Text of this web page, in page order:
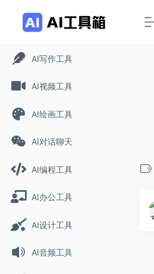
AI写作工具
AI视频工具
AI绘画工具
AI对话聊天
AI编程工具
AI办公工具
AI设计工具
AI音频工具